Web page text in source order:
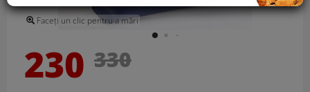
Faceți un clic pentru a mări
230 330